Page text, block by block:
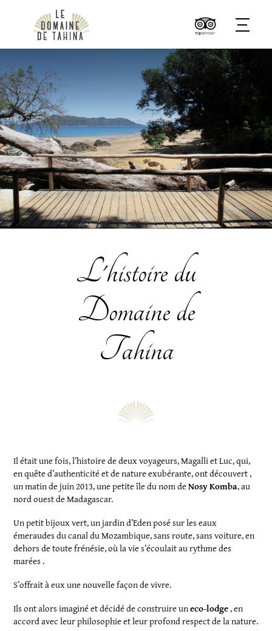
L'histoire du
Domaine de
Tahina
Il était une fois, l’histoire de deux voyageurs, Magalli et Luc, qui,
en quête d’authenticité et de nature exubérante, ont découvert ,
un matin de juin 2013, une petite île du nom deNosy Komba, au
nord ouest de Madagascar.
Un petit bijoux vert, un jardin d’Eden posé sur les eaux
émeraudes du canal du Mozambique, sans route, sans voiture, en
dehors de toute frénésie, où la vie s’écoulait au rythme des
marées .
S’offrait à eux une nouvelle façon de vivre.
Ils ont alors imaginé et décidé de construire uneco-lodge, en
accord avec leur philosophie et leur profond respect de la nature.